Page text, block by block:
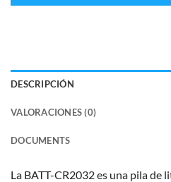
DESCRIPCIÓN
VALORACIONES (0)
DOCUMENTS
La BATT-CR2032 es una pila de